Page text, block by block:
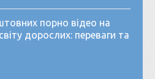
порно відео на
дорослих: переваги та